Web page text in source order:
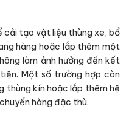
cải tạo vật liệu thùng xe, bổ
hàng hoặc lắp thêm một
làm ảnh hưởng đến kết
Một số trường hợp còn
thùng kín hoặc lắp thêm hệ
hàng đặc thù.